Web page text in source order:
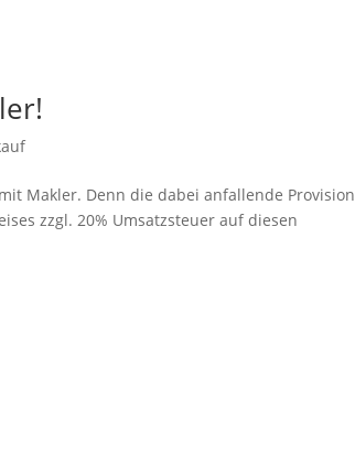
Makler. Denn die dabei anfallende Provision
zzgl. 20% Umsatzsteuer auf diesen